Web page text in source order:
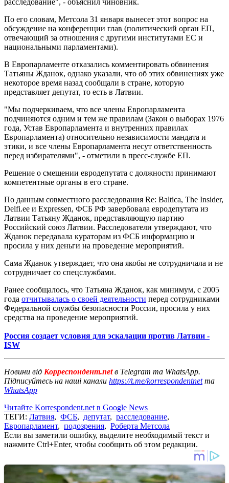
По его словам, Метсола 31 января вынесет этот вопрос на
обсуждение на конференции глав (политический орган ЕП,
отвечающий за отношения с другими институтами ЕС и
национальными парламентами).
В Европарламенте отказались комментировать обвинения
Татьяны Жданок, однако указали, что об этих обвинениях уже
некоторое время назад сообщали в стране, которую
представляет депутат, то есть в Латвии.
"Мы подчеркиваем, что все члены Европарламента
подчиняются одним и тем же правилам (Закон о выборах 1976
года, Устав Европарламента и внутренних правилах
Европарламента) относительно независимости мандата и
этики, и все члены Европарламента несут ответственность
перед избирателями", - отметили в пресс-службе ЕП.
Решение о смещении евродепутата с должности принимают
компетентные органы в его стране.
По данным совместного расследования Re: Baltica, The Insider,
Delfi.ee и Expressen, ФСБ РФ завербовала евродепутата из
Латвии Татьяну Жданок, представляющую партию
Российский союз Латвии. Расследователи утверждают, что
Жданок передавала кураторам из ФСБ информацию и
просила у них деньги на проведение мероприятий.
Сама Жданок утверждает, что она якобы не сотрудничала и не
сотрудничает со спецслужбами.
Ранее сообщалось, что Татьяна Жданок, как минимум, с 2005
года отчитывалась о своей деятельности перед сотрудниками
Федеральной службы безопасности России, просила у них
средства на проведение мероприятий.
Россия создает условия для эскалации против Латвии -
ISW
Новини від Корреспондент.netв Telegram та WhatsApp.
Підписуйтесь на наші канали https://t.me/korrespondentnetта
WhatsApp
Читайте Korrespondent.net в Google News
ТЕГИ: Латвия, ФСБ, депутат, расследование,
Европарламент, подозрения, Роберта Метсола
Если вы заметили ошибку, выделите необходимый текст и
нажмите Ctrl+Enter, чтобы сообщить об этом редакции.